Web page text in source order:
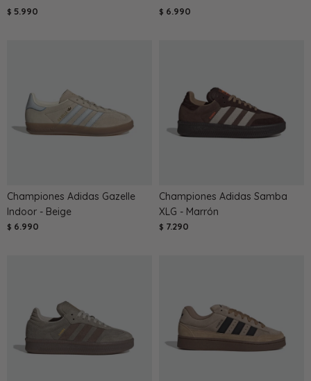
$ 5.990 $ 6.990
Championes Adidas Gazelle
Indoor - Beige
$ 6.990
Championes Adidas Samba
XLG - Marrón
$ 7.290